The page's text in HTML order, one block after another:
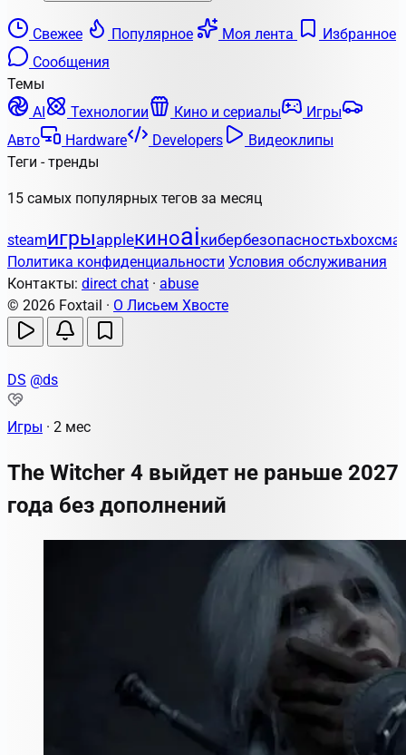
Свежее Популярное Моя лента
Избранное
Сообщения
Темы
AI
Технологии Кино и сериалы
Игры
Авто
Hardware Developers
Видеоклипы
Теги - тренды
15 самых популярных тегов за месяц
steamигрыappleкиноaiкибербезопасностьxbox
Политика конфиденциальности Условия обслуживания
Контакты: direct chat · abuse
© 2026 Foxtail · О Лисьем Хвосте
DS @ds
Игры · 2 мес
The Witcher 4 выйдет не раньше 2027
года без дополнений